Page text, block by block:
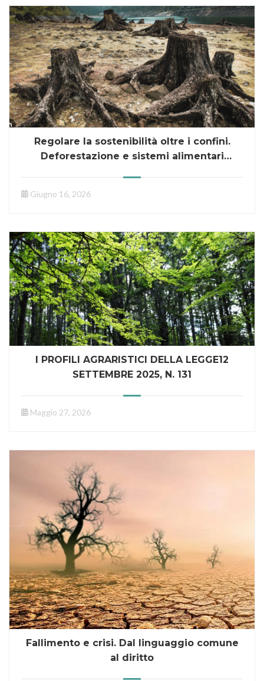
Regolare la sostenibilità oltre i confini.
Deforestazione e sistemi alimentari
Giugno 16, 2026
I PROFILI AGRARISTICI DELLA LEGGE12
SETTEMBRE 2025, N. 131
Maggio 27, 2026
Fallimento e crisi. Dal linguaggio comune
al diritto